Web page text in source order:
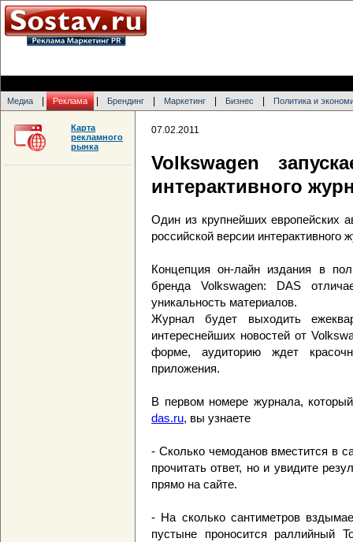
Медиа Реклама Брендинг Маркетинг Бизнес Политика и
07.02.2011
Volkswagen
интерактивного
Один из крупнейших европейских
российской версии интерактивного
Концепция он-лайн издания в
бренда Volkswagen: DAS
уникальность материалов.
Журнал будет выходить
интереснейших новостей от
форме, аудиторию ждет
приложения.
В первом номере журнала,
das.ru, вы узнаете
- Сколько чемоданов вместится в
прочитать ответ, но и увидите
прямо на сайте.
- На сколько сантиметров
пустыне проносится раллийный
Карта
рекламного
рынка